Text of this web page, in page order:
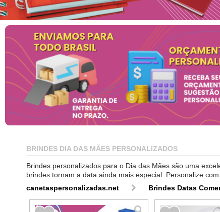
BRINDES DIA DAS MÃES PERSONALIZADOS
Brindes personalizados para o Dia das Mães são uma
brindes tornam a data ainda mais especial. Personalize
canetaspersonalizadas.net
Brindes Datas